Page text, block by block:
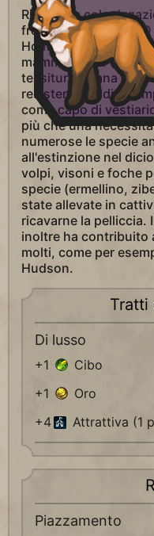
Risale alla
fredde (circa
Homo sapiens di
mammiferi per
tessitura di lana e
resistenti, caldi e
come capo di
più che una
numerose le specie
all'estinzione nel
volpi, visoni e foche
specie (ermellino,
state allevate in
ricavarne la pelliccia.
inoltre ha contribuito
molti, come per
Hudson.
Tratti
Di lusso
+1
Cibo
+1
Oro
+4
Attrattiva (1
Piazzamento